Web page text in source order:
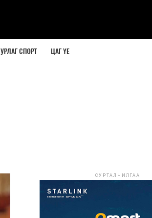
УРЛАГ СПОРТ ЦАГ ҮЕ
СУРТАЛЧИЛГАА